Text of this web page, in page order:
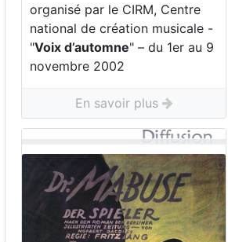
organisé par le CIRM, Centre
national de création musicale -
"Voix d’automne" – du 1er au 9
novembre 2002
En savoir plus